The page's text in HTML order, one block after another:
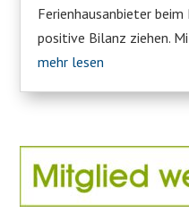
Ferienhausanbieter
positive Bilanz ziehen.
mehr lesen